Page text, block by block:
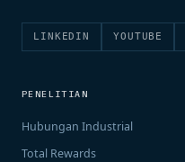
LINKEDIN YOUTUBE
PENELITIAN
Hubungan Industrial
Total Rewards